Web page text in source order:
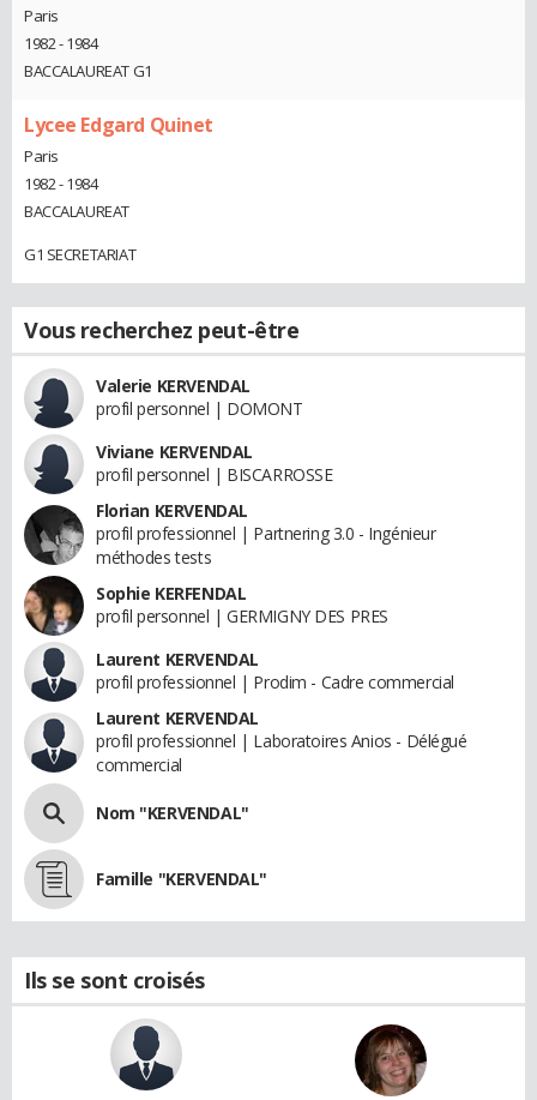
Paris
1982 - 1984
BACCALAUREAT G1
Lycee Edgard Quinet
Paris
1982 - 1984
BACCALAUREAT
G1 SECRETARIAT
Vous recherchez peut-être
Valerie KERVENDAL
profil personnel | DOMONT
Viviane KERVENDAL
profil personnel | BISCARROSSE
Florian KERVENDAL
profil professionnel | Partnering 3.0 - Ingénieur
méthodes tests
Sophie KERFENDAL
profil personnel | GERMIGNY DES PRES
Laurent KERVENDAL
profil professionnel | Prodim - Cadre commercial
Laurent KERVENDAL
profil professionnel | Laboratoires Anios - Délégué
commercial
Nom "KERVENDAL"
Famille "KERVENDAL"
Ils se sont croisés